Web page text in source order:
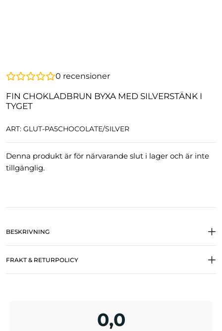
0 recensioner
FIN CHOKLADBRUN BYXA MED SILVERSTÄNK I
TYGET
ART: GLUT-PA5CHOCOLATE/SILVER
Denna produkt är för närvarande slut i lager och är inte
tillgänglig.
BESKRIVNING
FRAKT & RETURPOLICY
0,0